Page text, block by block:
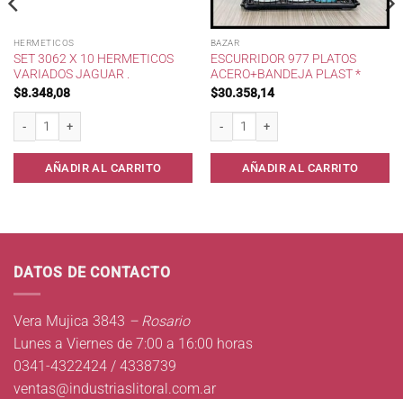
HERMETICOS
SET 3062 X 10 HERMETICOS
VARIADOS JAGUAR .
$8.348,08
AÑADIR AL CARRITO
BAZAR
ESCURRIDOR 977 PLATOS
ACERO+BANDEJA PLAST *
$30.358,14
AÑADIR AL CARRITO
DATOS DE CONTACTO
Vera Mujica 3843 – Rosario
Lunes a Viernes de 7:00 a 16:00 horas
0341-4322424 / 4338739
ventas@industriaslitoral.com.ar